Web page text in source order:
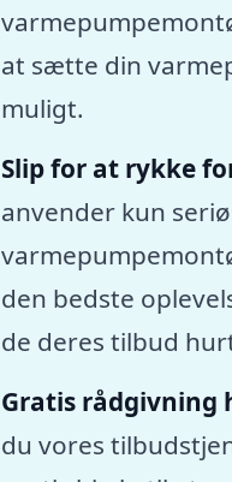
at sætte din
muligt.
Slip for at rykke
anvender kun
den bedste
de deres tilbud
Gratis rådgivning
du vores